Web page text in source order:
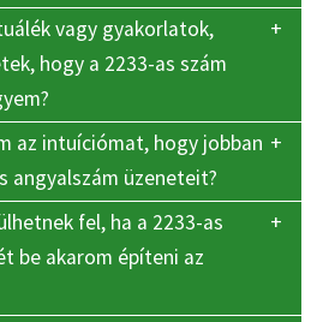
vagy gyakorlatok,
hogy a 2233-as szám
az intuíciómat, hogy jobban
angyalszám üzeneteit?
fel, ha a 2233-as
be akarom építeni az